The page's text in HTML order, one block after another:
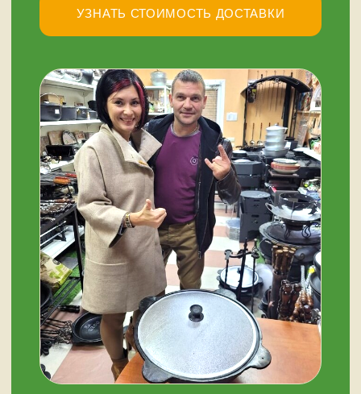
У НАС ЕСТЬ
Узбекские казаны
Афганские казаны
Тандыры
Мангалы
Шампуры
Коптильни
А ЕЩЕ
Восточная посуда
Чугунная посуда
Саджи
Автоклавы